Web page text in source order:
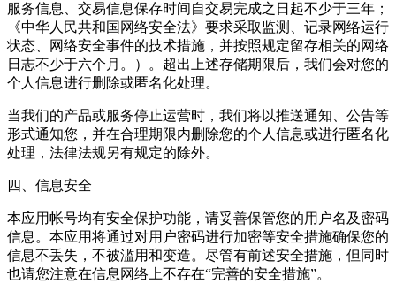
服务信息、交易信息保存时间自交易完成之日起不少于三年；
《中华人民共和国网络安全法》要求采取监测、记录网络运行
状态、网络安全事件的技术措施，并按照规定留存相关的网络
日志不少于六个月。）。超出上述存储期限后，我们会对您的
个人信息进行删除或匿名化处理。
当我们的产品或服务停止运营时，我们将以推送通知、公告等
形式通知您，并在合理期限内删除您的个人信息或进行匿名化
处理，法律法规另有规定的除外。
四、信息安全
本应用帐号均有安全保护功能，请妥善保管您的用户名及密码
信息。本应用将通过对用户密码进行加密等安全措施确保您的
信息不丢失，不被滥用和变造。尽管有前述安全措施，但同时
也请您注意在信息网络上不存在“完善的安全措施”。